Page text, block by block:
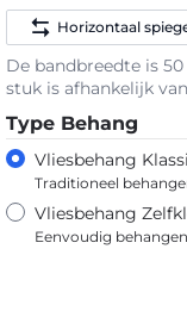
Horizontaal
De bandbreedte is
stuk is afhankelijk
Type Behang
Vliesbehang
Traditioneel
Vliesbehang
Eenvoudig